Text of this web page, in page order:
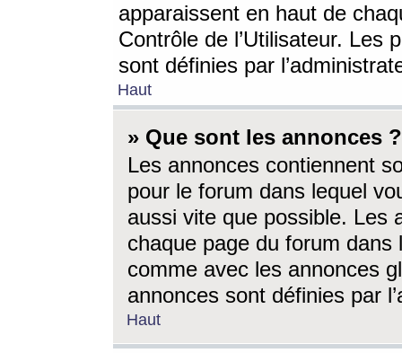
apparaissent en haut de
Contrôle de l’Utilisateur. Les
sont définies par
Haut
» Que sont les annonces ?
Les annonces contiennent
pour le forum dans lequel
aussi vite que possible. Les
chaque page du forum dans
comme avec les annonces
annonces sont définies par
Haut